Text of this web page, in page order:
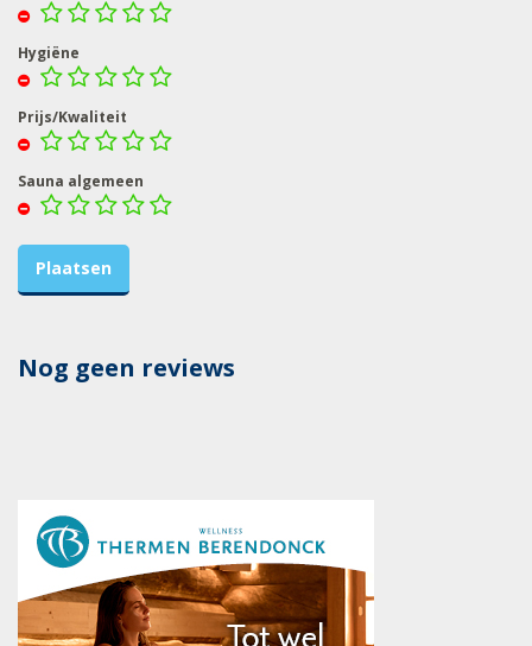
Hygiëne
Prijs/Kwaliteit
Sauna algemeen
Nog geen reviews